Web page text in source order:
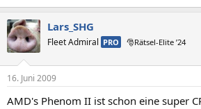
Lars_SHG
Fleet Admiral PRO 🎅Rätsel-Elite ’24
16. Juni 2009
AMD's Phenom II ist schon eine super